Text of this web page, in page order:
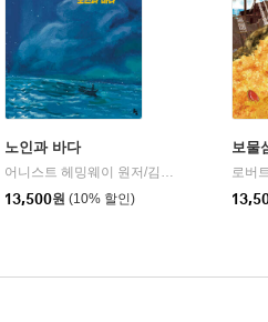
노인과 바다
어니스트 헤밍웨이 원저/김현수 글/김희경 그림
13,500원 (10% 할인)
보물